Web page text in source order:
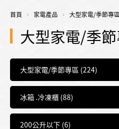
首頁 家電產品 大型家電/季節專區
大型家電/季